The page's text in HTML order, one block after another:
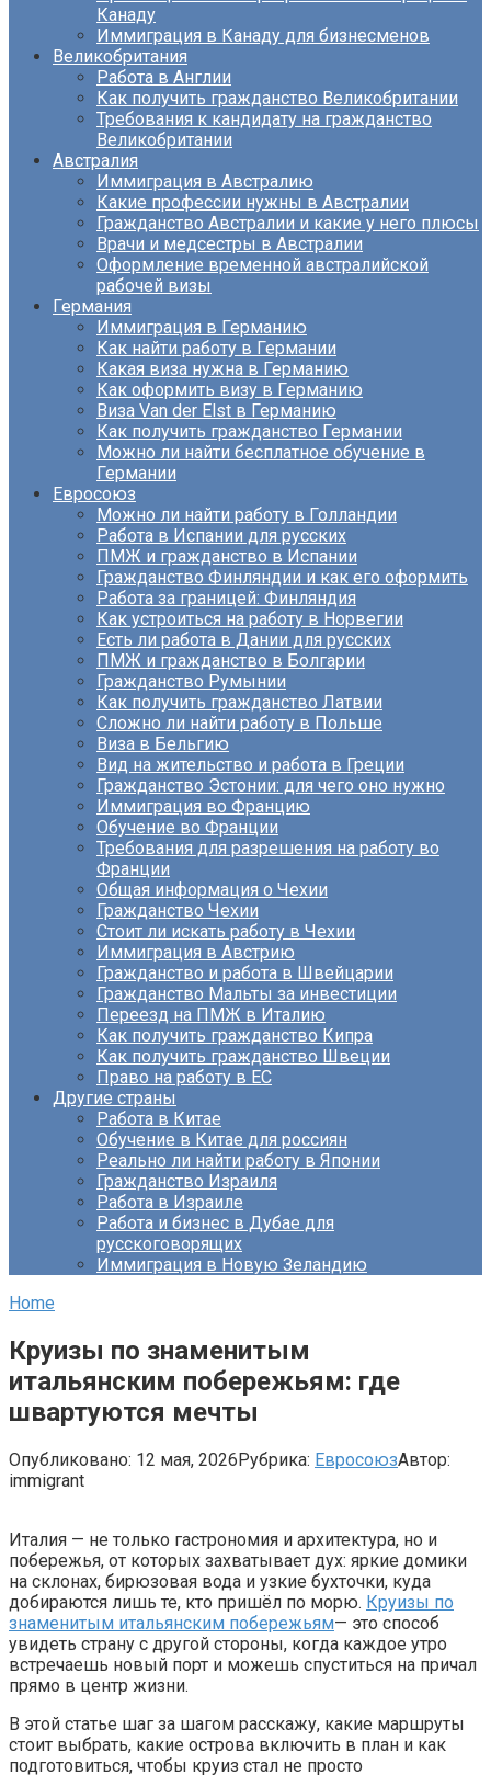
Канаду
Иммиграция в Канаду для бизнесменов
Великобритания
Работа в Англии
Как получить гражданство Великобритании
Требования к кандидату на гражданство
Великобритании
Австралия
Иммиграция в Австралию
Какие профессии нужны в Австралии
Гражданство Австралии и какие у него плюсы
Врачи и медсестры в Австралии
Оформление временной австралийской
рабочей визы
Германия
Иммиграция в Германию
Как найти работу в Германии
Какая виза нужна в Германию
Как оформить визу в Германию
Виза Van der Elst в Германию
Как получить гражданство Германии
Можно ли найти бесплатное обучение в
Германии
Евросоюз
Можно ли найти работу в Голландии
Работа в Испании для русских
ПМЖ и гражданство в Испании
Гражданство Финляндии и как его оформить
Работа за границей: Финляндия
Как устроиться на работу в Норвегии
Есть ли работа в Дании для русских
ПМЖ и гражданство в Болгарии
Гражданство Румынии
Как получить гражданство Латвии
Сложно ли найти работу в Польше
Виза в Бельгию
Вид на жительство и работа в Греции
Гражданство Эстонии: для чего оно нужно
Иммиграция во Францию
Обучение во Франции
Требования для разрешения на работу во
Франции
Общая информация о Чехии
Гражданство Чехии
Стоит ли искать работу в Чехии
Иммиграция в Австрию
Гражданство и работа в Швейцарии
Гражданство Мальты за инвестиции
Переезд на ПМЖ в Италию
Как получить гражданство Кипра
Как получить гражданство Швеции
Право на работу в ЕС
Другие страны
Работа в Китае
Обучение в Китае для россиян
Реально ли найти работу в Японии
Гражданство Израиля
Работа в Израиле
Работа и бизнес в Дубае для
русскоговорящих
Иммиграция в Новую Зеландию
Home
Круизы по знаменитым
итальянским побережьям: где
швартуются мечты
Опубликовано: 12 мая, 2026Рубрика: ЕвросоюзАвтор:
immigrant
Италия — не только гастрономия и архитектура, но и
побережья, от которых захватывает дух: яркие домики
на склонах, бирюзовая вода и узкие бухточки, куда
добираются лишь те, кто пришёл по морю. Круизы по
знаменитым итальянским побережьям— это способ
увидеть страну с другой стороны, когда каждое утро
встречаешь новый порт и можешь спуститься на причал
прямо в центр жизни.
В этой статье шаг за шагом расскажу, какие маршруты
стоит выбрать, какие острова включить в план и как
подготовиться, чтобы круиз стал не просто